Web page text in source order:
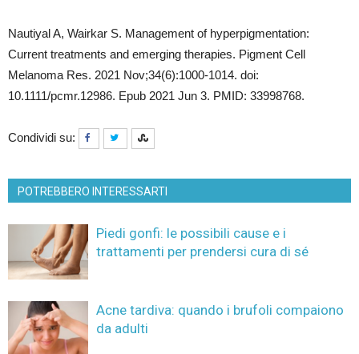
Nautiyal A, Wairkar S. Management of hyperpigmentation:
Current treatments and emerging therapies. Pigment Cell
Melanoma Res. 2021 Nov;34(6):1000-1014. doi:
10.1111/pcmr.12986. Epub 2021 Jun 3. PMID: 33998768.
Condividi su:
POTREBBERO INTERESSARTI
Piedi gonfi: le possibili cause e i
trattamenti per prendersi cura di sé
Acne tardiva: quando i brufoli compaiono
da adulti